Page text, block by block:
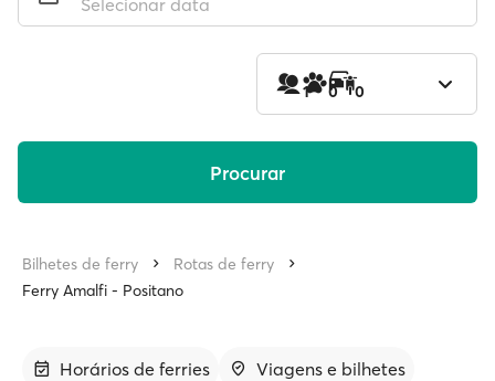
Selecionar data
1 0 0
Procurar
Bilhetes de ferry
Rotas de ferry
Ferry Amalfi - Positano
Horários de ferries
Viagens e bilhetes